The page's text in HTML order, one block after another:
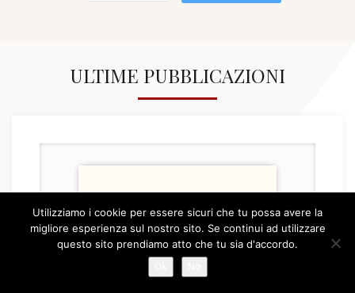
ULTIME PUBBLICAZIONI
Utilizziamo i cookie per essere sicuri che tu possa avere la
migliore esperienza sul nostro sito. Se continui ad utilizzare
questo sito prendiamo atto che tu sia d'accordo.